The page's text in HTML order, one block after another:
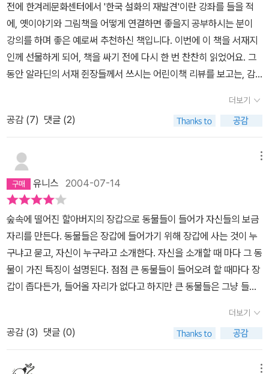
전에 한겨레문화센터에서 '한국 설화의 재발견'이란 강좌를 들을 적
에, 옛이야기와 그림책을 어떻게 연결하면 좋을지 공부하시는 분이
강의를 하며 좋은 예로써 추천하신 책입니다. 이번에 이 책을 서재지
인께 선물하게 되어, 책을 싸기 전에 다시 한 번 찬찬히 읽었어요. 그
동안 알라딘의 서재 쥔장들께서 쓰시는 어린이책 리뷰를 보고는, 감
후감은 쓰지 못했답니다(역시 어린이책은 아이를 키우면서 아이와 함
께 읽어야 더 정확하게 평가할 수 있구나 싶어요). 멋모를 때 올렸던
'우리 몸의 구멍' 독후감 빼고는. ^^; 하지만 책을 떠나 보내는 마당이
라, 한때는 내가 이 책을 가지고 있었음을 기억하고 싶어, 이렇게 씁니
은 박자로 되풀이, 증폭되는 재미가 있는 이야기들이 꼽힙니다. 아이
들에게 옛이야기를 들려주는 선생님께 들은 이야긴데, 특히 5-7세
아이들이 그런 이야기를 좋아한답니다(꼭 그 나이에만 그렇다는 게
아니고, 이 선생님의 경험상 대체로 그렇다는 이야기지요). 이 책이
그런 이야긴데, 읽다 보니 '먹보 쥐와 폴짝폴짝 개구리와 빠른 발 여우
와...'가 되풀이될 때마다 질세라 큰소리로 앞서 외치는 아이들 목소리
가 들리는 듯합니다. 우크라이나의 옛이야기라니 언젯적에 만들어져
서 내려왔는지 모르겠으나, 사람이 떨어뜨린 장갑 하나가 그리도 많
은 걸 껴안을 수 있다니, 따뜻한 느낌이 들어요. 물론 옛이야기니까 현
더보기
공감 (7) 댓글 (2)
유니스 2004-07-14
숲속에 떨어진 할아버지의 장갑으로 동물들이 들어가 자신들의 보금
자리를 만든다. 동물들은 장갑에 들어가기 위해 장갑에 사는 것이 누
구냐고 묻고, 자신이 누구라고 소개한다. 자신을 소개할 때 마다 그 동
물이 가진 특징이 설명된다. 점점 큰 동물들이 들어오려 할 때마다 장
갑이 좁다든가, 들어올 자리가 없다고 하지만 큰 동물들은 그냥 들어
마리씩 장갑에 들어갈 때 마다 장갑은 점점 변화하고 발전한다. 생쥐
가 장갑에 들어가자 장갑에 사다리가 생기고, 토끼가 들어가자 장갑
에 입구가 생긴다. 그리고 이리가 들어가자 입구에 종과 창문이 생긴
다. 장갑이 동물들로 꽉꽉 들어찼을 때 장갑이 없어진 것을 안 할아버
더보기
공감 (3) 댓글 (0)